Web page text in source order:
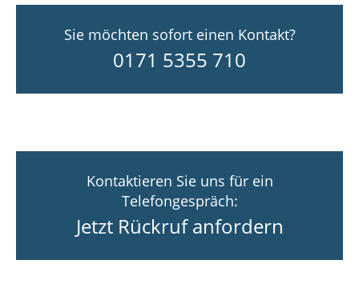
Sie möchten sofort einen Kontakt?
0171 5355 710
Kontaktieren Sie uns für ein
Telefongespräch:
Jetzt Rückruf anfordern